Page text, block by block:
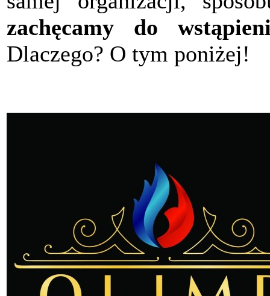
zachęcamy do
Dlaczego? O tym poniżej!